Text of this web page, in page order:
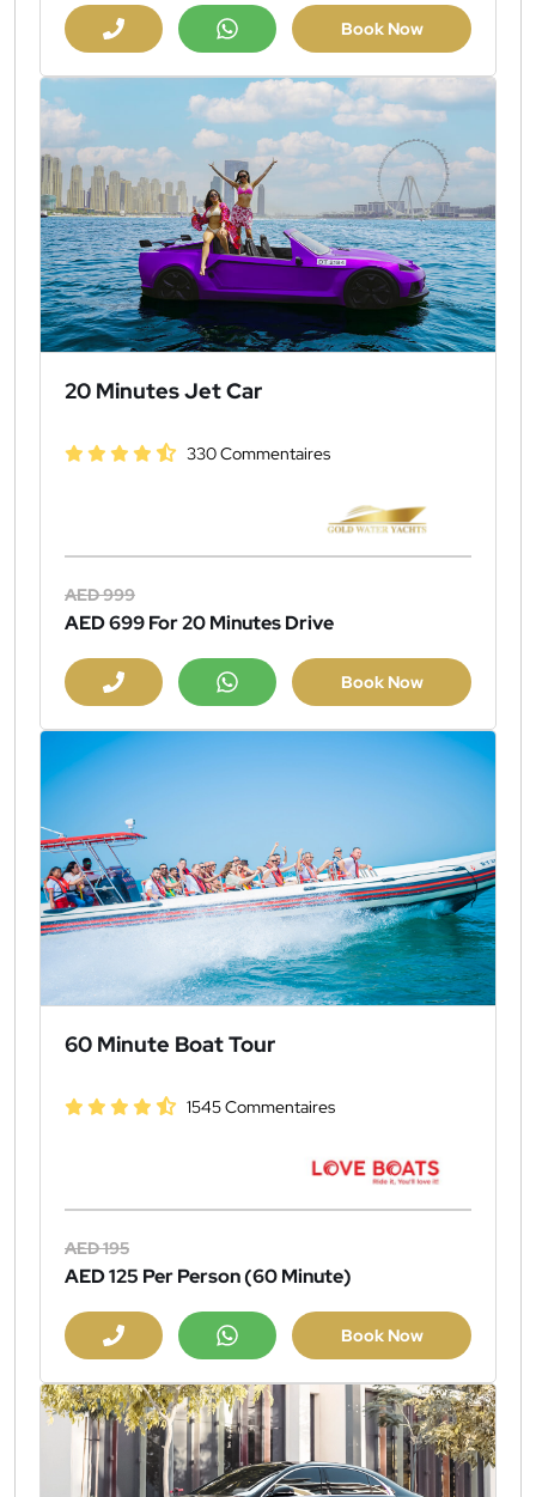
Book Now
20 Minutes Jet Car
330 Commentaires
AED 999
AED 699For 20 Minutes Drive
Book Now
60 Minute Boat Tour
1545 Commentaires
AED 195
AED 125 Per Person (60 Minute)
Book Now